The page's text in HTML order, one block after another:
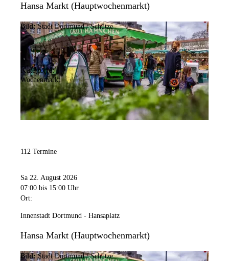
Hansa Markt (Hauptwochenmarkt)
Bild: Stadt Dortmund / Schütze
Kategorie:
Wochenmarkt
112 Termine
Sa 22. August 2026
07:00 bis 15:00 Uhr
Ort:
Innenstadt Dortmund - Hansaplatz
Hansa Markt (Hauptwochenmarkt)
Bild: Stadt Dortmund / Schütze